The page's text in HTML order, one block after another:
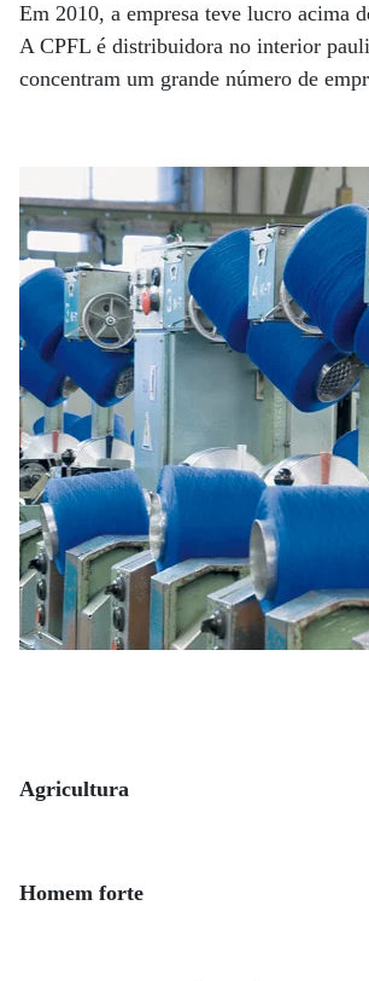
Em 2010, a empresa teve lucro acima
A CPFL é distribuidora no interior
concentram um grande número de
Agricultura
Homem forte